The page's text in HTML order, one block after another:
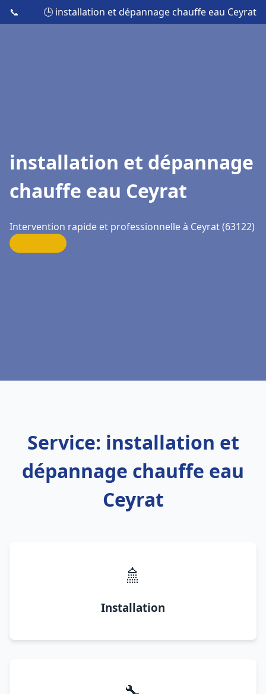
📞 🕒 installation et dépannage chauffe eau Ceyrat
installation et dépannage
chauffe eau Ceyrat
Intervention rapide et professionnelle à Ceyrat (63122)
Service: installation et
dépannage chauffe eau
Ceyrat
🚿
Installation